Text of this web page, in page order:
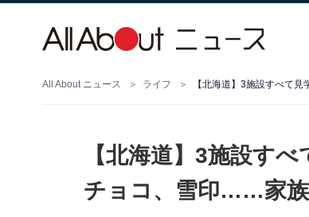
All About ニュース ライフ 【北海道】3施設すべて
【北海道】3施設す
チョコ、雪印……家族